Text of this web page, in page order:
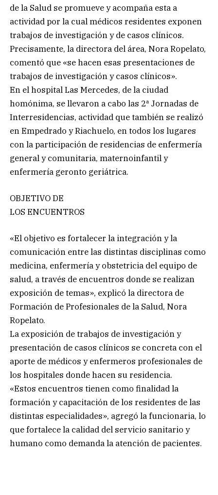
de la Salud se promueve y acompaña esta a
actividad por la cual médicos residentes exponen
trabajos de investigación y de casos clínicos.
Precisamente, la directora del área, Nora Ropelato,
comentó que «se hacen esas presentaciones de
trabajos de investigación y casos clínicos».
En el hospital Las Mercedes, de la ciudad
homónima, se llevaron a cabo las 2ª Jornadas de
Interresidencias, actividad que también se realizó
en Empedrado y Riachuelo, en todos los lugares
con la participación de residencias de enfermería
general y comunitaria, maternoinfantil y
enfermería geronto geriátrica.
OBJETIVO DE
LOS ENCUENTROS
«El objetivo es fortalecer la integración y la
comunicación entre las distintas disciplinas como
medicina, enfermería y obstetricia del equipo de
salud, a través de encuentros donde se realizan
exposición de temas», explicó la directora de
Formación de Profesionales de la Salud, Nora
Ropelato.
La exposición de trabajos de investigación y
presentación de casos clínicos se concreta con el
aporte de médicos y enfermeros profesionales de
los hospitales donde hacen su residencia.
«Estos encuentros tienen como finalidad la
formación y capacitación de los residentes de las
distintas especialidades», agregó la funcionaria, lo
que fortalece la calidad del servicio sanitario y
humano como demanda la atención de pacientes.